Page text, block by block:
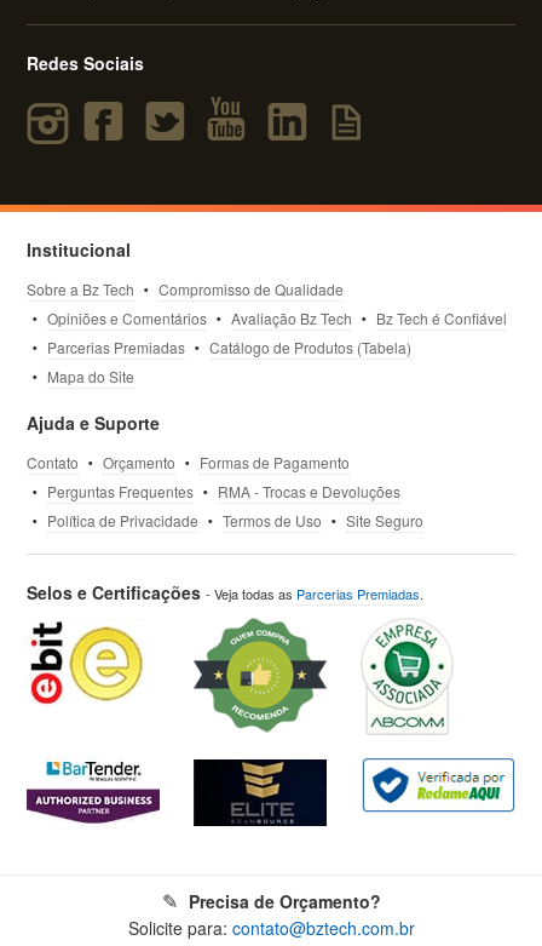
Redes Sociais
Institucional
Sobre a Bz Tech
Compromisso de Qualidade
Opiniões e Comentários
Avaliação Bz Tech
Bz Tech é Confiável
Parcerias Premiadas
Catálogo de Produtos (Tabela)
Mapa do Site
Ajuda e Suporte
Contato Orçamento
Formas de Pagamento
Perguntas Frequentes
RMA - Trocas e Devoluções
Política de Privacidade
Termos de Uso Site Seguro
Selos e Certificações- Veja todas as Parcerias Premiadas.
Precisa de Orçamento?
Solicite para: contato@bztech.com.br